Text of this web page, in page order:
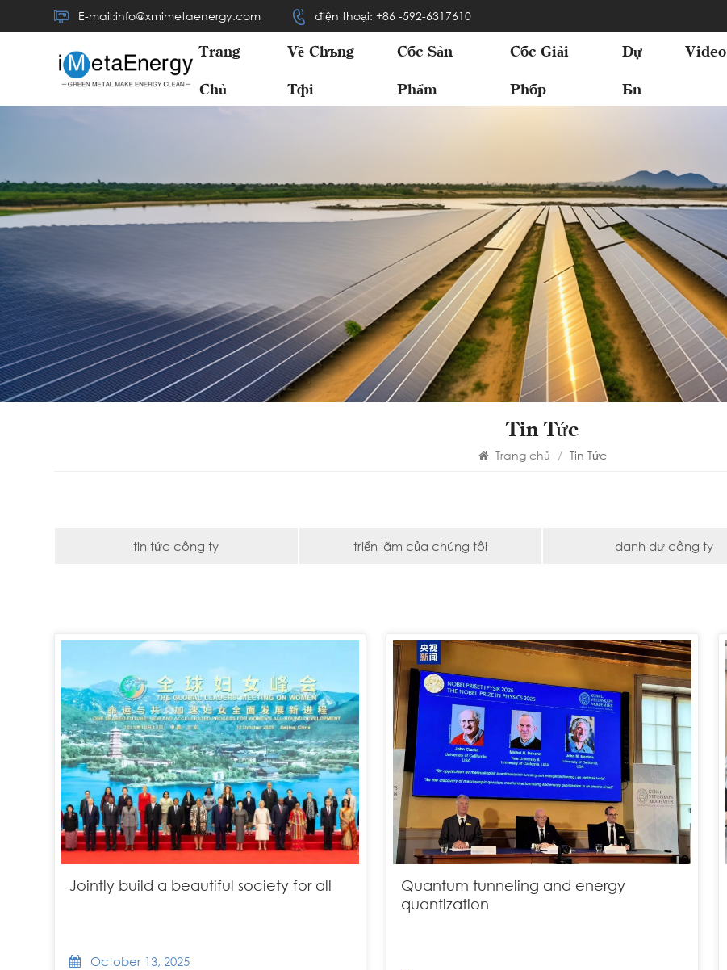
E-mail:info@xmimetaenergy.com điện thoại: +86 -592-6317610
Trang
Chủ
Về Chúng
Tôi
Các Sản
Phẩm
Các Giải
Pháp
Dự
Án
Video
Tin Tức
Trang chủ / Tin Tức
tin tức công ty triển lãm của chúng tôi danh dự công ty
Jointly build a beautiful society for all
October 13, 2025
Quantum tunneling and energy
quantization